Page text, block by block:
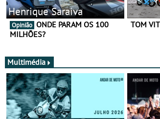
Henrique Saraiva
Opinião
MILHÕES?
TOM
Multimédia